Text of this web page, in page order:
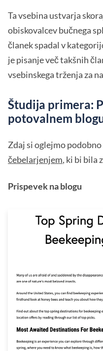
Ta vsebina ustvarja
obiskovalcev bučnega
članek spadal v
je pisanje več takšnih
vsebinskega trženja za
Študija primera:
potovalnem
Zdaj si oglejmo
čebelarjenjem, ki bi bila
Prispevek na blogu